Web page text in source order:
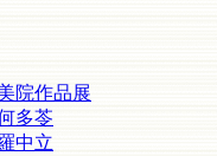
院作品展
多苓
中立